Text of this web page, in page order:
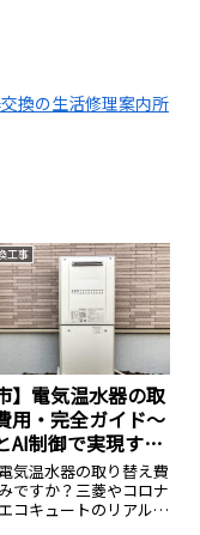
換の生活修理案内所
工事
】電気温水器の取
用・完全ガイド〜
AI制御で実現する
度
気温水器の取り替え費
ですか？三菱やコロナ
コキュートのリアルな